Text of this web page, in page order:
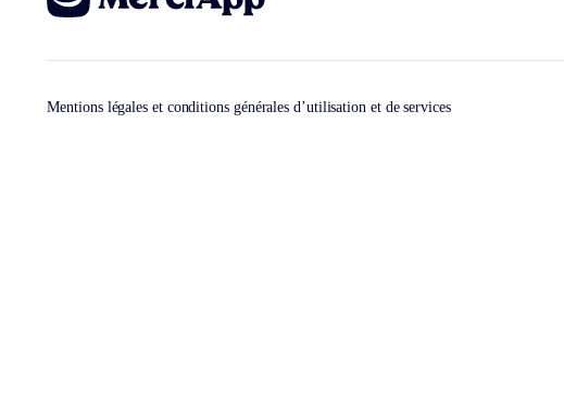
Mentions légales et conditions générales d’utilisation et de services